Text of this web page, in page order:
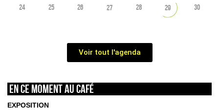
24 25 26 27 28 29 30
Voir tout l'agenda
En ce moment au café
EXPOSITION